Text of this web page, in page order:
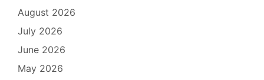
August 2026
July 2026
June 2026
May 2026